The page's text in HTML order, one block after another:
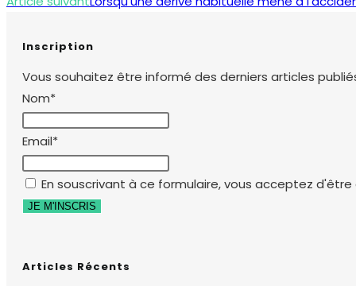
Inscription
Vous souhaitez être informé des derniers articles
Nom*
Email*
En souscrivant à ce formulaire, vous acceptez
Articles Récents